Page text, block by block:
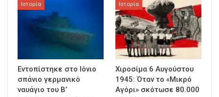
Ιστορία
Εντοπίστηκε στο Ιόνιο
σπάνιο γερμανικό
ναυάγιο του Β’
Ιστορία
Χιροσίμα 6 Αυγούστου
1945: Όταν το «Μικρό
Αγόρι» σκότωσε 80.000